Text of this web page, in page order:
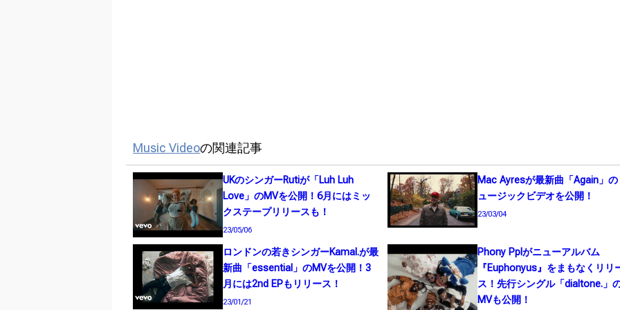
Music Videoの関連記事
UKのシンガーRutiが「Luh Luh
Love」のMVを公開！6月にはミッ
クステープリリースも！
23/05/06
Mac Ayresが最新曲「Again」の
ュージックビデオを公開！
23/03/04
ロンドンの若きシンガーKamal.が最
新曲「essential」のMVを公開！3
月には2nd EPもリリース！
23/01/21
Phony Pplがニューアルバム
『Euphonyus』をまもなくリリ
ス！先行シングル「dialtone.」
MVも公開！